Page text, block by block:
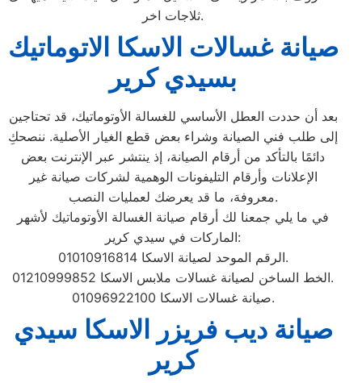
ثلاجات اخر.
صيانة غسالات الاسكا الاتوماتيك
بسيدي كرير
بعد أن حددت العطل الأساسي للغسالة الأوتوماتيك، قد تحتاجين
إلى طلب فني الصيانة وشراء بعض قطع الغيار الأصلية. ننصحكِ
دائمًا بالتأكد من أرقام الصيانة، إذ ينتشر عبر الإنترنت بعض
الإعلانات وأرقام التليفونات الوهمية لشركات صيانة غير
معروفة، ما قد يعرضك لعمليات النصب.
في ما يلي جمعنا لك أرقام صيانة الغسالة الأوتوماتيك لأشهر
الماركات في سيدي كرير:
الرقم الموحد لصيانة الاسكا 01010916814.
الخط الساخن لصيانة غسالات ملابس الاسكا 01210999852.
صيانة غسالات الاسكا 01096922100.
صيانة ديب فريزر الاسكا سيدي
كرير